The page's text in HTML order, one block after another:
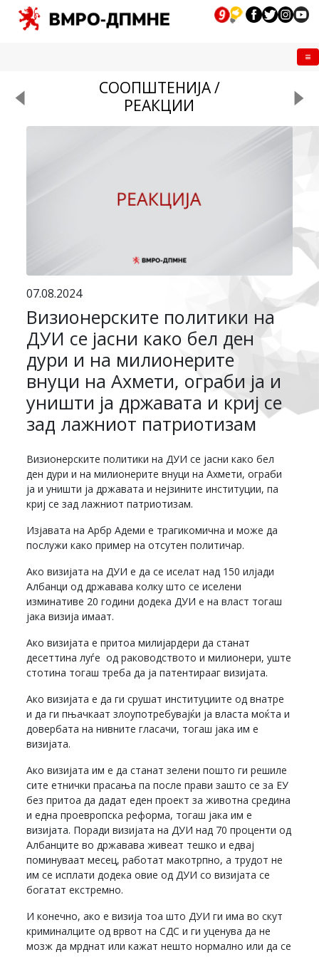
СООПШТЕНИЈА /
РЕАКЦИИ
07.08.2024
Визионерските политики на
ДУИ се јасни како бел ден
дури и на милионерите
внуци на Ахмети, ограби ја и
уништи ја државата и криј се
зад лажниот патриотизам
Визионерските политики на ДУИ се јасни како бел
ден дури и на милионерите внуци на Ахмети, ограби
ја и уништи ја државата и нејзините институции, па
криј се зад лажниот патриотизам.
Изјавата на Арбр Адеми е трагикомична и може да
послужи како пример на отсутен политичар.
Ако визијата на ДУИ е да се иселат над 150 илјади
Албанци од државава колку што се иселени
изминативе 20 години додека ДУИ е на власт тогаш
јака визија имаат.
Ако визијата е притоа милијардери да станат
десеттина луѓе од раководството и милионери, уште
стотина тогаш треба да ја патентирааг визијата.
Ако визијата е да ги срушат институциите од внатре
и да ги пњачкаат злоупотребувајќи ја власта моќта и
довербата на нивните гласачи, тогаш јака им е
визијата.
Ако визијата им е да станат зелени пошто ги решиле
сите етнички прасања па после прави зашто се за ЕУ
без притоа да дадат еден проект за животна средина
и една проевропска реформа, тогаш јака им е
визијата. Поради визијата на ДУИ над 70 проценти од
Албанците во државава живеат тешко и едвај
поминуваат месец, работат макотрпно, а трудот не
им се исплати додека овие од ДУИ со визијата се
богатат екстремно.
И конечно, ако е визија тоа што ДУИ ги има во скут
криминалците од врвот на СДС и ги уценува да не
мозж да мрднат или кажат нешто нормално или да се